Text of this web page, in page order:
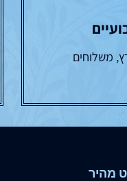
משלוחים
מהיר